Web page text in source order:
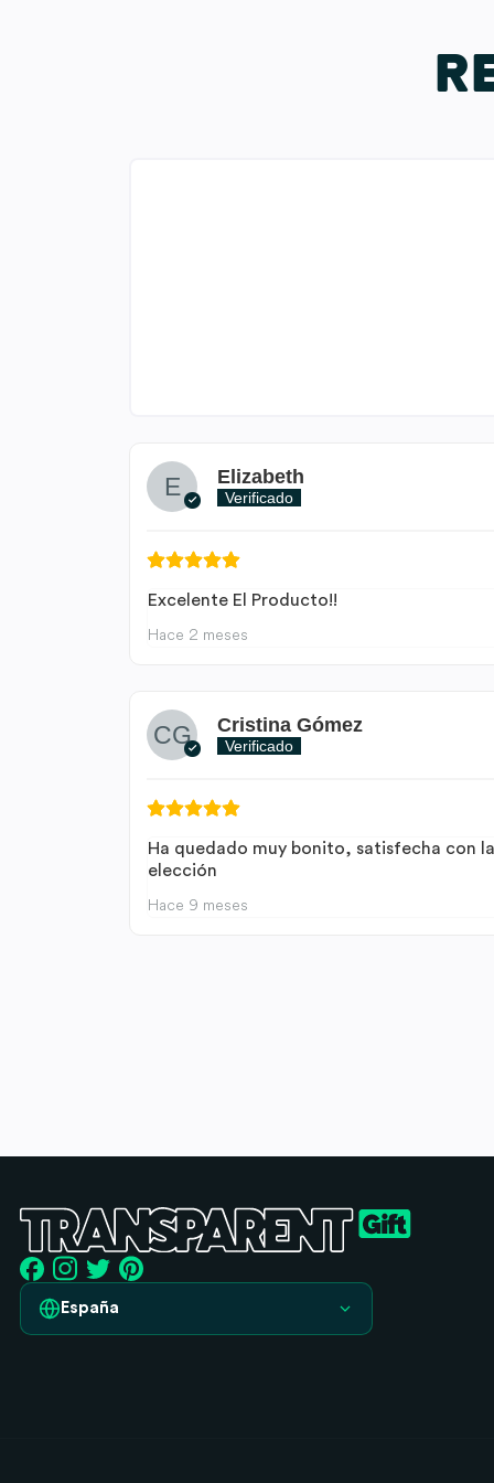
Elizabeth
Verificado
Excelente El Producto!!
Hace 2 meses
Cristina Gómez
Verificado
Ha quedado muy bonito, satisfecha con la
elección
Hace 9 meses
España